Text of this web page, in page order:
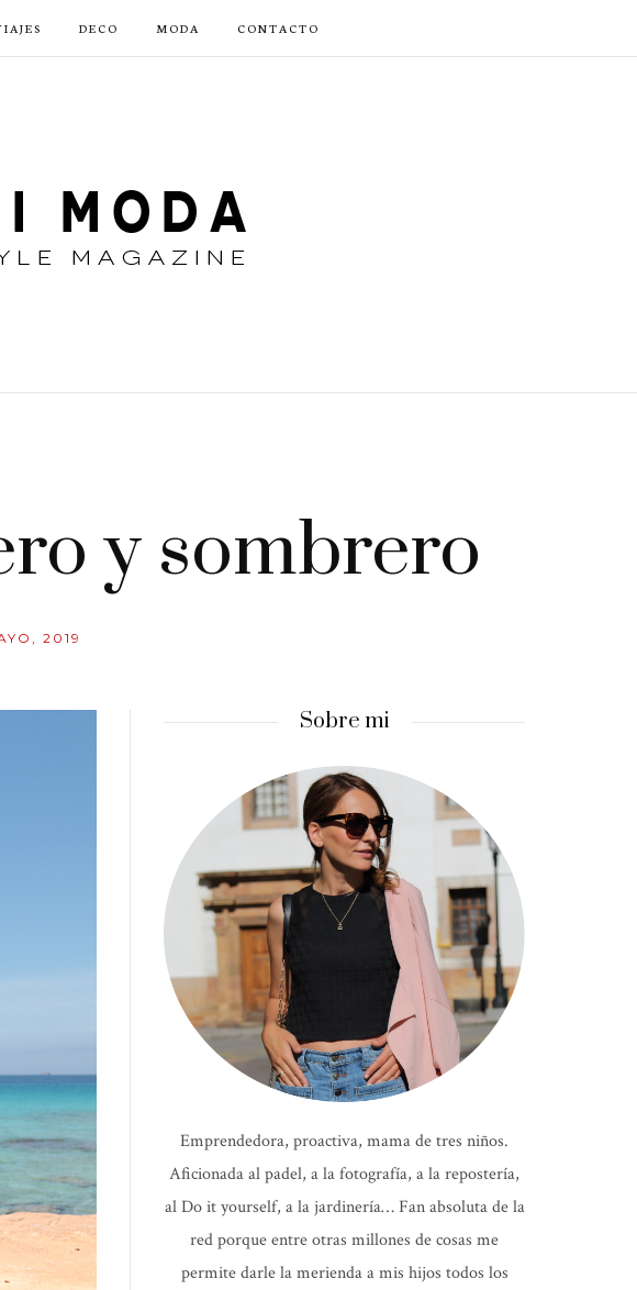
DECO MODA CONTACTO
y sombrero
2019
Sobre mi
Emprendedora, proactiva, mama de tres niños.
Aficionada al padel, a la fotografía, a la repostería,
al Do it yourself, a la jardinería… Fan absoluta de la
red porque entre otras millones de cosas me
permite darle la merienda a mis hijos todos los